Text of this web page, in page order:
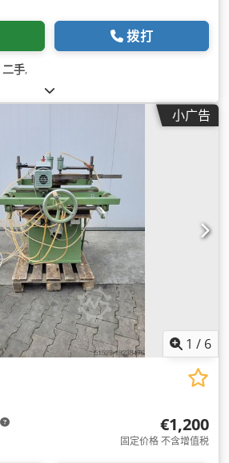
拨打
二手,
小广告
1 / 6
€1,200
固定价格 不含增值税